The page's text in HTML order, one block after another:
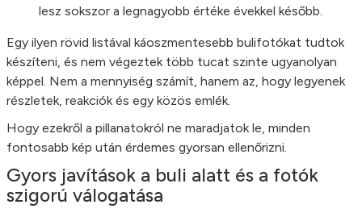
lesz sokszor a legnagyobb értéke évekkel később.
Egy ilyen rövid listával káoszmentesebb bulifotókat tudtok
készíteni, és nem végeztek több tucat szinte ugyanolyan
képpel. Nem a mennyiség számít, hanem az, hogy legyenek
részletek, reakciók és egy közös emlék.
Hogy ezekről a pillanatokról ne maradjatok le, minden
fontosabb kép után érdemes gyorsan ellenőrizni.
Gyors javítások a buli alatt és a fotók
szigorú válogatása